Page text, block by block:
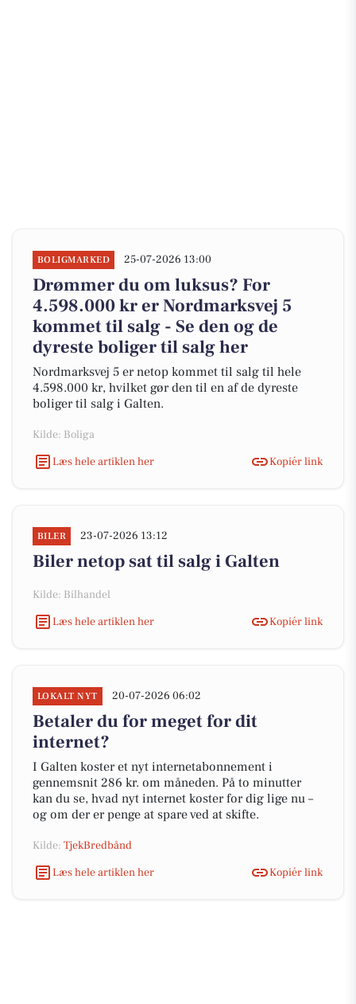
BOLIGMARKED 25-07-2026 13:00
Drømmer du om luksus? For
4.598.000 kr er Nordmarksvej 5
kommet til salg - Se den og de
dyreste boliger til salg her
Nordmarksvej 5 er netop kommet til salg til hele
4.598.000 kr, hvilket gør den til en af de dyreste
boliger til salg i Galten.
Kilde: Boliga
Læs hele artiklen her
Kopiér link
BILER 23-07-2026 13:12
Biler netop sat til salg i Galten
Kilde: Bilhandel
Læs hele artiklen her
Kopiér link
LOKALT NYT 20-07-2026 06:02
Betaler du for meget for dit
internet?
I Galten koster et nyt internetabonnement i
gennemsnit 286 kr. om måneden. På to minutter
kan du se, hvad nyt internet koster for dig lige nu –
og om der er penge at spare ved at skifte.
Kilde: TjekBredbånd
Læs hele artiklen her
Kopiér link